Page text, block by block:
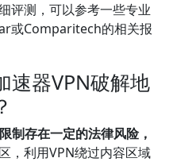
评测，可以参考一些专业
或Comparitech的相关报
速器VPN破解地
制存在一定的法律风险，
，利用VPN绕过内容区域